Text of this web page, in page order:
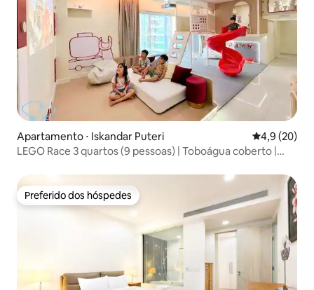
Apartamento ⋅ Iskandar Puteri 4,9 de uma
4,9 (20)
LEGO Race 3 quartos (9 pessoas) | Toboágua coberto |
Preferido dos hóspedes
Preferido dos hóspedes